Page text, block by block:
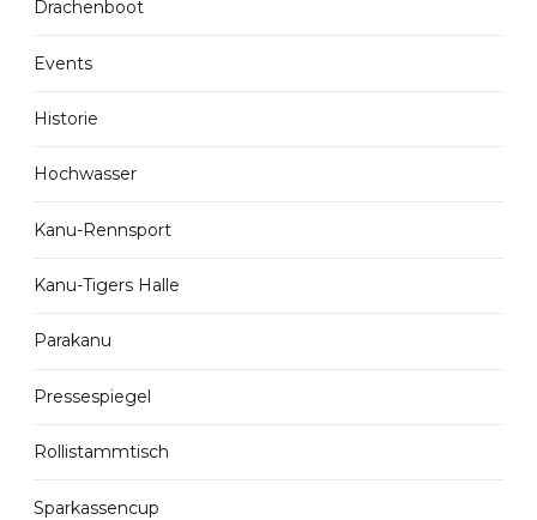
Drachenboot
Events
Historie
Hochwasser
Kanu-Rennsport
Kanu-Tigers Halle
Parakanu
Pressespiegel
Rollistammtisch
Sparkassencup